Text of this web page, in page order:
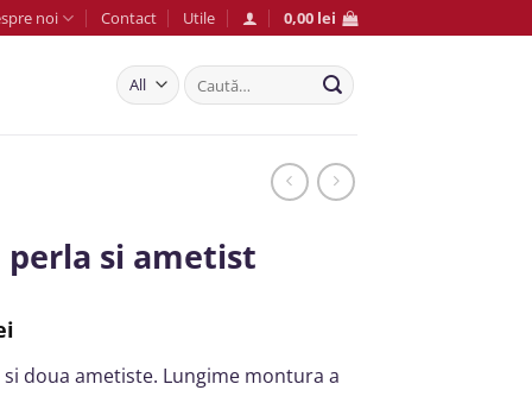
noi Contact Utile 0,00 lei
Caută
după:
si ametist
curent
este:
doua ametiste. Lungime montura a